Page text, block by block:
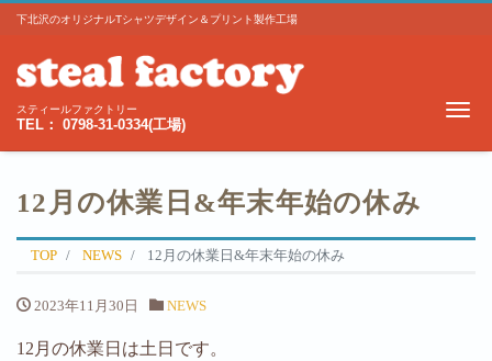
下北沢のオリジナルTシャツデザイン＆プリント製作工場
スティールファクトリー
TEL： 0798-31-0334(工場)
12月の休業日&年末年始の休み
TOP NEWS 12月の休業日&年末年始の休み
2023年11月30日 NEWS
12月の休業日は土日です。